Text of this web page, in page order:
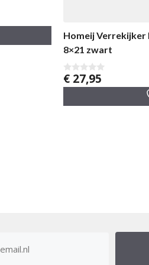
Homeij Verrekijker
8×21 zwart
0
v
€ 27,95